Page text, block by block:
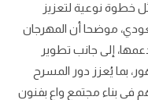
خطوة نوعية لتعزيز
موضحا أن المهرجان
إلى جانب تطوير
بما يُعزز دور المسرح
في بناء مجتمع واعٍ بفنون